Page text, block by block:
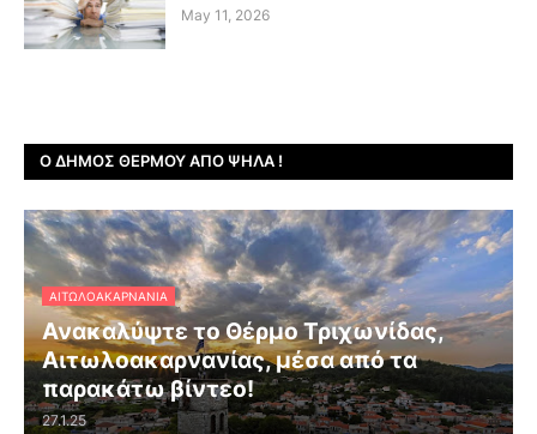
May 11, 2026
Ο ΔΉΜΟΣ ΘΈΡΜΟΥ ΑΠΌ ΨΗΛΆ !
ΑΙΤΩΛΟΑΚΑΡΝΑΝΊΑ
Ανακαλύψτε το Θέρμο Τριχωνίδας,
Αιτωλοακαρνανίας, μέσα από τα
παρακάτω βίντεο!
27.1.25